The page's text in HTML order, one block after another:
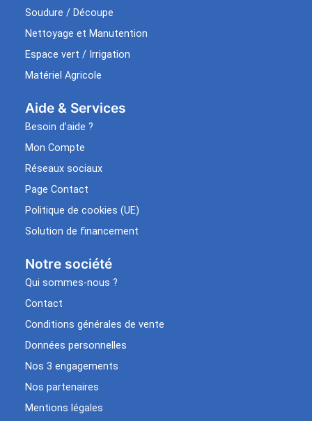
Soudure / Découpe
Nettoyage et Manutention
Espace vert / Irrigation
Matériel Agricole
Aide & Services​
Besoin d’aide ?
Mon Compte
Réseaux sociaux
Page Contact
Politique de cookies (UE)
Solution de financement
Notre société
Qui sommes-nous ?
Contact
Conditions générales de vente
Données personnelles
Nos 3 engagements
Nos partenaires
Mentions légales